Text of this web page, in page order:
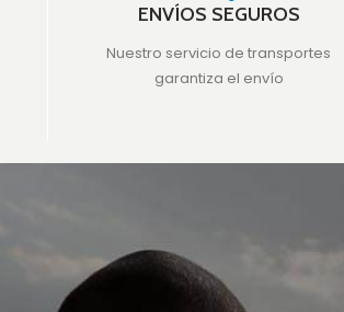
ENVÍOS SEGUROS
Nuestro servicio de transportes
garantiza el envío